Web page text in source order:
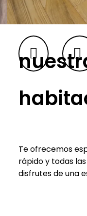
Te ofrecemos
rápido y todas
disfrutes de una